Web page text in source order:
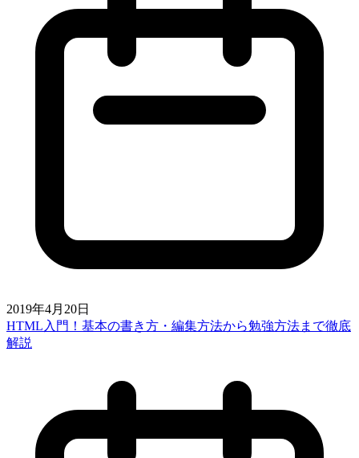
2019年4月20日
HTML入門！基本の書き方・編集方法から勉強方法まで徹底
解説